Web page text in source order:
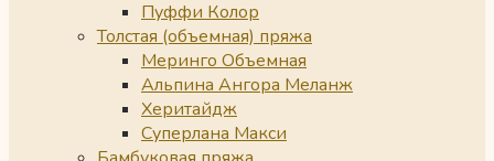
Пуффи Колор
Толстая (объемная) пряжа
Меринго Объемная
Альпина Ангора Меланж
Херитайдж
Суперлана Макси